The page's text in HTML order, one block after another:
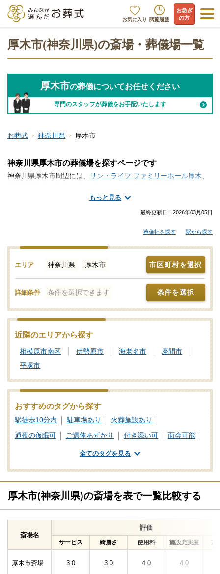
お気に入り 閲覧履歴
お急ぎ
の方
厚木市(神奈川県)の斎場・葬儀場一覧
厚木市の葬儀についてお任せください
専門のスタッフが葬儀をお手配いたします
お葬式 神奈川県 厚木市
もっと見る
神奈川県厚木市の葬儀場を探すページです
神奈川県厚木市周辺には、 サン・ライフ ファミリーホール厚木、
す。厚木市には便利な総合斎場があります。家族葬などの葬儀を
行う式場と火葬場が隣接していますので、移動の負担が軽減され
葬式を行い総合斎場の火葬場に向けて出棺する流れも多く見受け
られます。厚木市の近隣で家族葬などの葬儀をお考えなら「みん
なが選んだお葬式」で斎場やセレモニーホール、それぞれの機能
や評価などをご覧いただき、申込みの流れなど、ご不明点があれ
ば、些細と思われることでも遠慮なくお電話でご相談ください。
葬儀と葬式、告別式の違いとは？葬儀の意味、費用相場や流れ
も解説
最終更新日： 2026年03月05日
葬儀社を探す 駅から探す
エリア 神奈川県 厚木市 市区町村を選択
詳細条件 条件を選択できます 条件を選択
近隣のエリアから探す
相模原市南区 伊勢原市 海老名市
座間市
平塚市
おすすめのタグから探す
駅徒歩10分内 駐車場あり
火葬施設あり
通夜の仮眠可
ご遺体あずかり 付き添い可
面会可能
式場あり 公営斎場・葬儀場
全てのタグを見る
厚木市(神奈川県)の斎場を表で一覧比較する
斎場名
評価
サービス 綺麗さ 使用料 施設充実度 ア
厚木市斎場 3.0 3.0 4.0 4.0